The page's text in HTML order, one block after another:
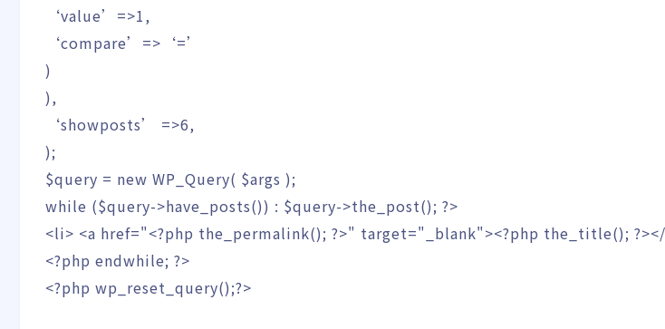
‘value’ =>1,
‘compare’ => ‘=’
)
),
‘showposts’
=>6,
);
$query = new WP_Query( $args );
while ($query->have_posts()) : $query->the_post(); ?>
<li> <a href="<?php the_permalink(); ?>" target="_blank"><?php the_title(); ?>
<?php endwhile; ?>
<?php wp_reset_query();?>